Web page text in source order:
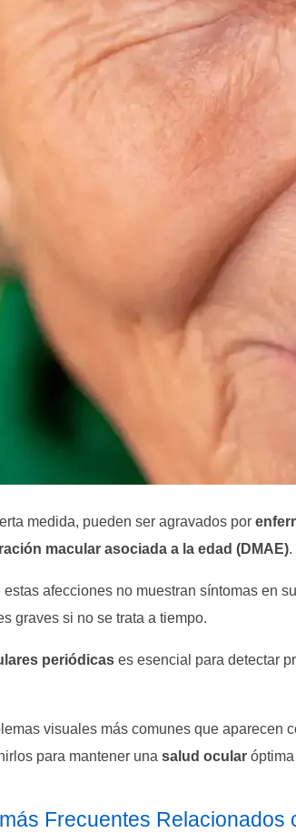
medida, pueden ser agravados por
macular asociada a la edad (DMAE).
afecciones no muestran síntomas en
graves si no se trata a tiempo.
periódicas es esencial para detectar
visuales más comunes que aparecen
para mantener una salud ocular
Frecuentes Relacionados